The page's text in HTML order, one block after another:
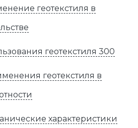
геотекстиля в
геотекстиля 300
геотекстиля в
характеристики